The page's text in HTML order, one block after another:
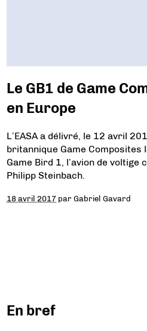
Le GB1 de Game
en Europe
L’EASA a délivré, le 12 avril
britannique Game
Game Bird 1, l’avion de voltige
Philipp Steinbach.
18 avril 2017 parGabriel Gavard
En bref